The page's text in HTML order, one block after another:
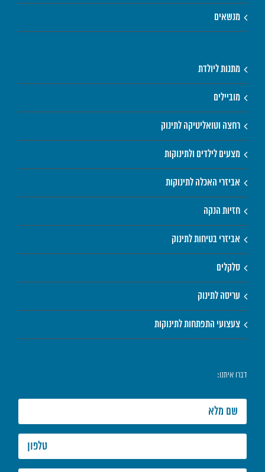
מנשאים
מתנות ליולדת
מוביילים
רחצה וטואליטיקה לתינוק
מצעים לילדים ולתינוקות
אביזרי האכלה לתינוקות
חזיות הנקה
אביזרי בטיחות לתינוק
סלקלים
עריסה לתינוק
צעצועי התפתחות לתינוקות
דברו איתנו: